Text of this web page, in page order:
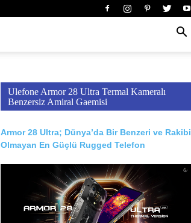
Ulefone Armor 28 Ultra Termal Kameralı
Benzersiz Amiral Gaemisi
Armor 28 Ultra; Dünya’da Bir Benzeri ve Rakibi
Olmayan En Güçlü Rugged Telefon